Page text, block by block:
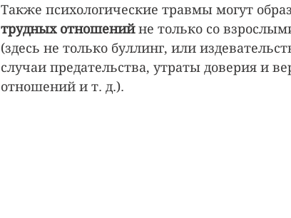
Также психологические травмы могут
трудных отношений не только со
(здесь не только буллинг, или
случаи предательства, утраты доверия и
отношений и т. д.).